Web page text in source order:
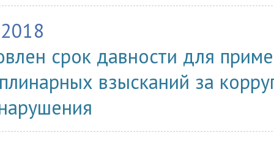
срок давности для
взысканий за